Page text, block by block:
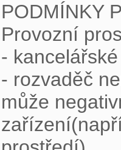
PODMÍNKY
Provozní
- kancelářské
- rozvaděč
může